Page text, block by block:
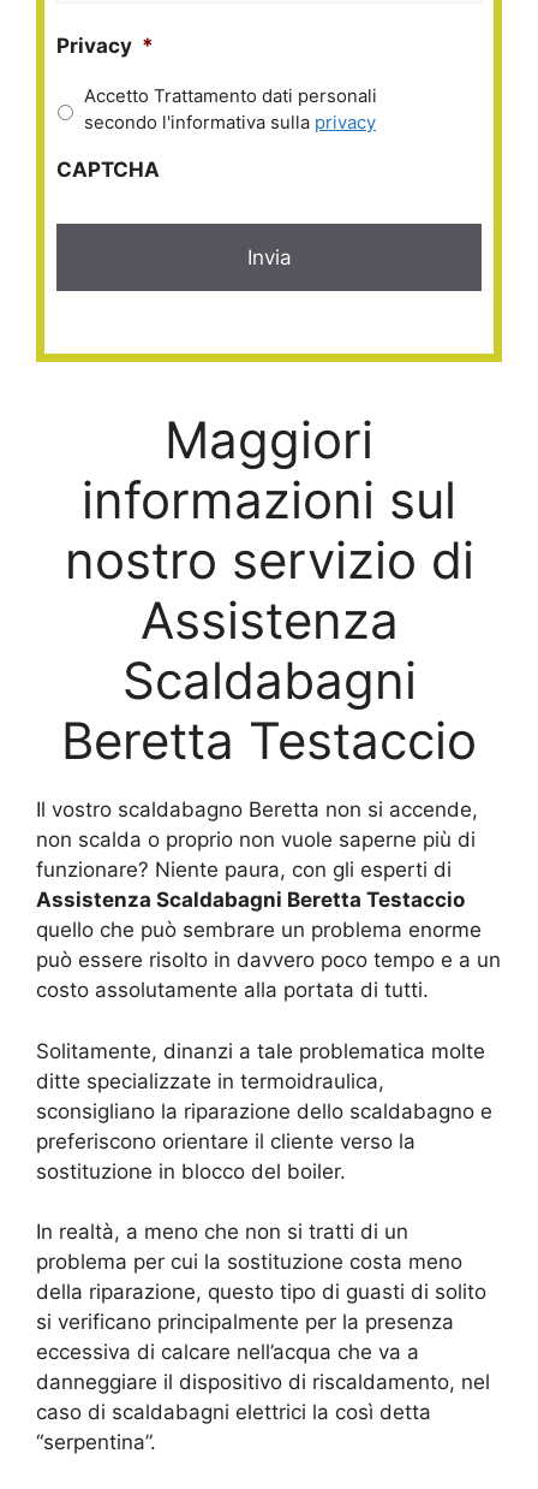
Privacy *
Accetto Trattamento dati personali
secondo l'informativa sulla privacy
CAPTCHA
Maggiori
informazioni sul
nostro servizio di
Assistenza
Scaldabagni
Beretta Testaccio
Il vostro scaldabagno Beretta non si accende,
non scalda o proprio non vuole saperne più di
funzionare? Niente paura, con gli esperti di
Assistenza Scaldabagni Beretta Testaccio
quello che può sembrare un problema enorme
può essere risolto in davvero poco tempo e a un
costo assolutamente alla portata di tutti.
Solitamente, dinanzi a tale problematica molte
ditte specializzate in termoidraulica,
sconsigliano la riparazione dello scaldabagno e
preferiscono orientare il cliente verso la
sostituzione in blocco del boiler.
In realtà, a meno che non si tratti di un
problema per cui la sostituzione costa meno
della riparazione, questo tipo di guasti di solito
si verificano principalmente per la presenza
eccessiva di calcare nell’acqua che va a
danneggiare il dispositivo di riscaldamento, nel
caso di scaldabagni elettrici la così detta
“serpentina”.